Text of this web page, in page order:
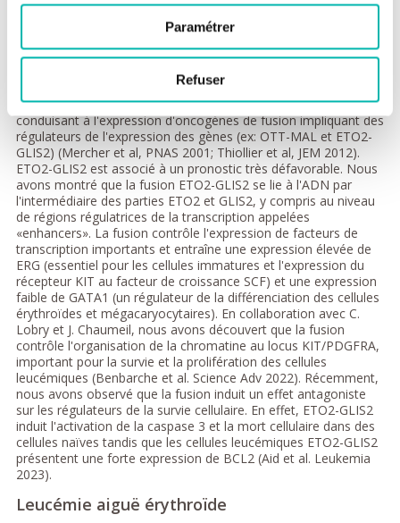
Paramétrer
Refuser
associées à une mauvaise réponse aux traitements et à un
Leucémie aiguë mégacaryoblastique
Nous avons identifié plusieurs mutations récurrentes
conduisant à l'expression d'oncogènes de fusion impliquant des
régulateurs de l'expression des gènes (ex: OTT-MAL et ETO2-
GLIS2) (Mercher et al, PNAS 2001; Thiollier et al, JEM 2012).
ETO2-GLIS2 est associé à un pronostic très défavorable. Nous
avons montré que la fusion ETO2-GLIS2 se lie à l'ADN par
l'intermédiaire des parties ETO2 et GLIS2, y compris au niveau
de régions régulatrices de la transcription appelées
«enhancers». La fusion contrôle l'expression de facteurs de
transcription importants et entraîne une expression élevée de
ERG (essentiel pour les cellules immatures et l'expression du
récepteur KIT au facteur de croissance SCF) et une expression
faible de GATA1 (un régulateur de la différenciation des cellules
érythroïdes et mégacaryocytaires). En collaboration avec C.
Lobry et J. Chaumeil, nous avons découvert que la fusion
contrôle l'organisation de la chromatine au locus KIT/PDGFRA,
important pour la survie et la prolifération des cellules
leucémiques (Benbarche et al. Science Adv 2022). Récemment,
nous avons observé que la fusion induit un effet antagoniste
sur les régulateurs de la survie cellulaire. En effet, ETO2-GLIS2
induit l'activation de la caspase 3 et la mort cellulaire dans des
cellules naïves tandis que les cellules leucémiques ETO2-GLIS2
présentent une forte expression de BCL2 (Aid et al. Leukemia
2023).
Leucémie aiguë érythroïde